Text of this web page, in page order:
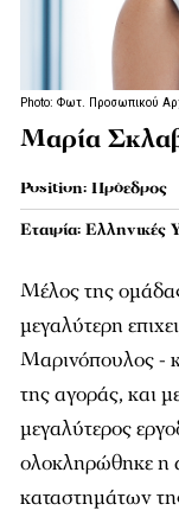
Photo: Φωτ. Προσωπικού
Μαρία
Position: Πρόεδρος
Εταιρία: Ελληνικές
Μέλος της
μεγαλύτερη
Μαρινόπουλος -
της αγοράς, και
μεγαλύτερος
ολοκληρώθηκε η
καταστημάτων